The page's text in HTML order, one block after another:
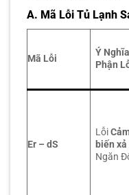
A. Mã Lỗi Tủ Lạnh
Mã Lỗi
Ý
Phận
Er – dS
Lỗi
biến xả
Ngăn